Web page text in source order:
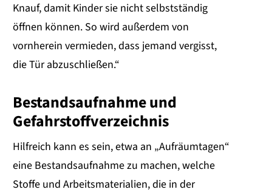
Knauf, damit Kinder sie nicht selbstständig
öffnen können. So wird außerdem von
vornherein vermieden, dass jemand vergisst,
die Tür abzuschließen.“
Bestandsaufnahme und
Gefahrstoffverzeichnis
Hilfreich kann es sein, etwa an „Aufräumtagen“
eine Bestandsaufnahme zu machen, welche
Stoffe und Arbeitsmaterialien, die in der